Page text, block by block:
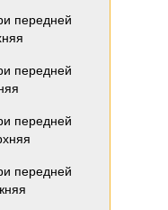
передней
передней
передней
передней